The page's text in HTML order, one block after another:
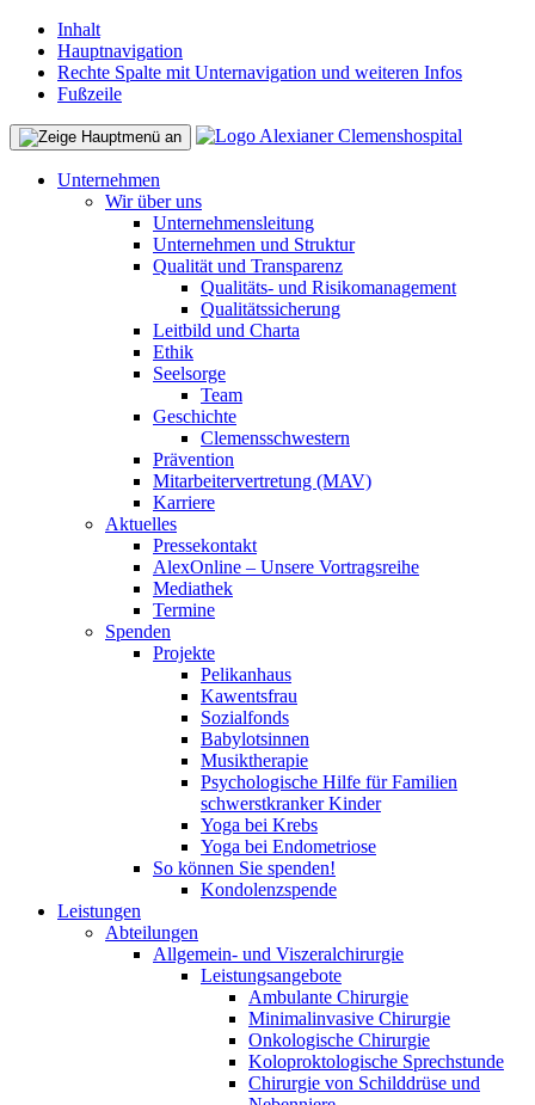
Inhalt
Hauptnavigation
Rechte Spalte mit Unternavigation und weiteren Infos
Fußzeile
Unternehmen
Wir über uns
Unternehmensleitung
Unternehmen und Struktur
Qualität und Transparenz
Qualitäts- und Risikomanagement
Qualitätssicherung
Leitbild und Charta
Ethik
Seelsorge
Team
Geschichte
Clemensschwestern
Prävention
Mitarbeitervertretung (MAV)
Karriere
Aktuelles
Pressekontakt
AlexOnline – Unsere Vortragsreihe
Mediathek
Termine
Spenden
Projekte
Pelikanhaus
Kawentsfrau
Sozialfonds
Babylotsinnen
Musiktherapie
Psychologische Hilfe für Familien
schwerstkranker Kinder
Yoga bei Krebs
Yoga bei Endometriose
So können Sie spenden!
Kondolenzspende
Leistungen
Abteilungen
Allgemein- und Viszeralchirurgie
Leistungsangebote
Ambulante Chirurgie
Minimalinvasive Chirurgie
Onkologische Chirurgie
Koloproktologische Sprechstunde
Chirurgie von Schilddrüse und